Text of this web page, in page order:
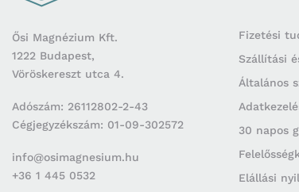
Ősi Magnézium Kft.
1222 Budapest,
Vöröskereszt utca 4.
Adószám: 26112802-2-43
Cégjegyzékszám: 01-09-302572
info@osimagnesium.hu
+36 1 445 0532
Fizetési
Szállítási
Általános
30 napos
Elállási